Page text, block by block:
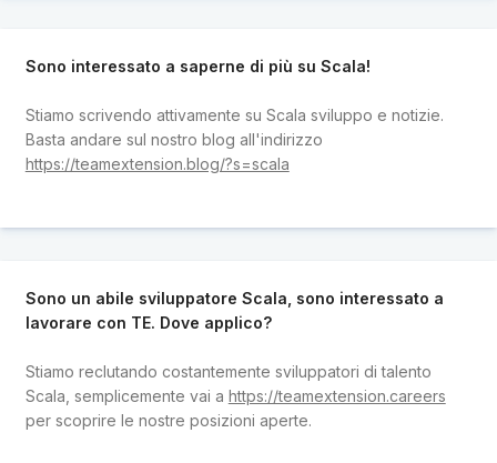
Sono interessato a saperne di più su Scala!
Stiamo scrivendo attivamente su Scala sviluppo e notizie.
Basta andare sul nostro blog all'indirizzo
https://teamextension.blog/?s=scala
Sono un abile sviluppatore Scala, sono interessato a
lavorare con TE. Dove applico?
Stiamo reclutando costantemente sviluppatori di talento
Scala, semplicemente vai a https://teamextension.careers
per scoprire le nostre posizioni aperte.